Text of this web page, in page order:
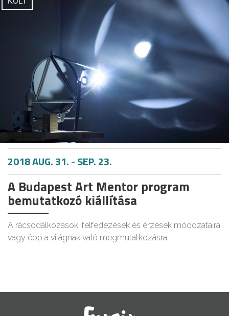
2018 AUG. 31.-SEP. 23.
A Budapest Art Mentor program
bemutatkozó kiállítása
A rácsodálkozások, felfedezések és érzések módozataira
vagy épp a világnak való megmutatkozásra